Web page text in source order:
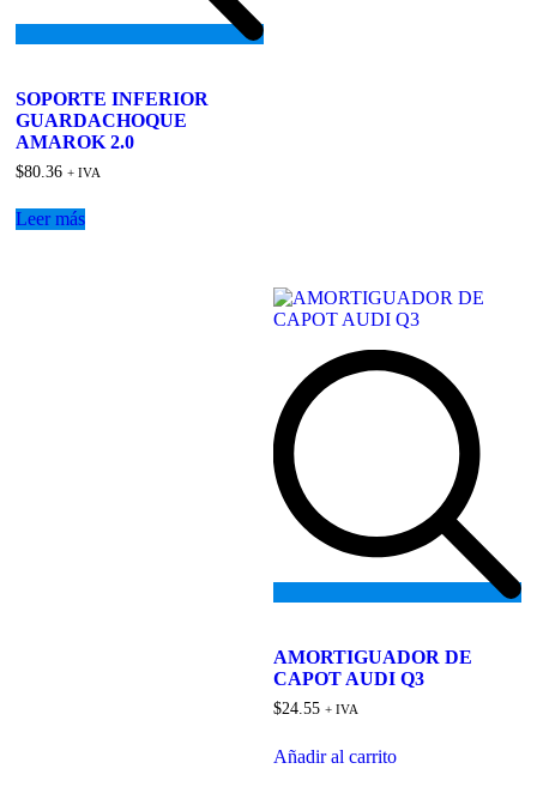
to
wishlist
SOPORTE INFERIOR
GUARDACHOQUE
AMAROK 2.0
$80.36 + IVA
Leer más
to
wishlist
AMORTIGUADOR DE
CAPOT AUDI Q3
$24.55 + IVA
Añadir al carrito